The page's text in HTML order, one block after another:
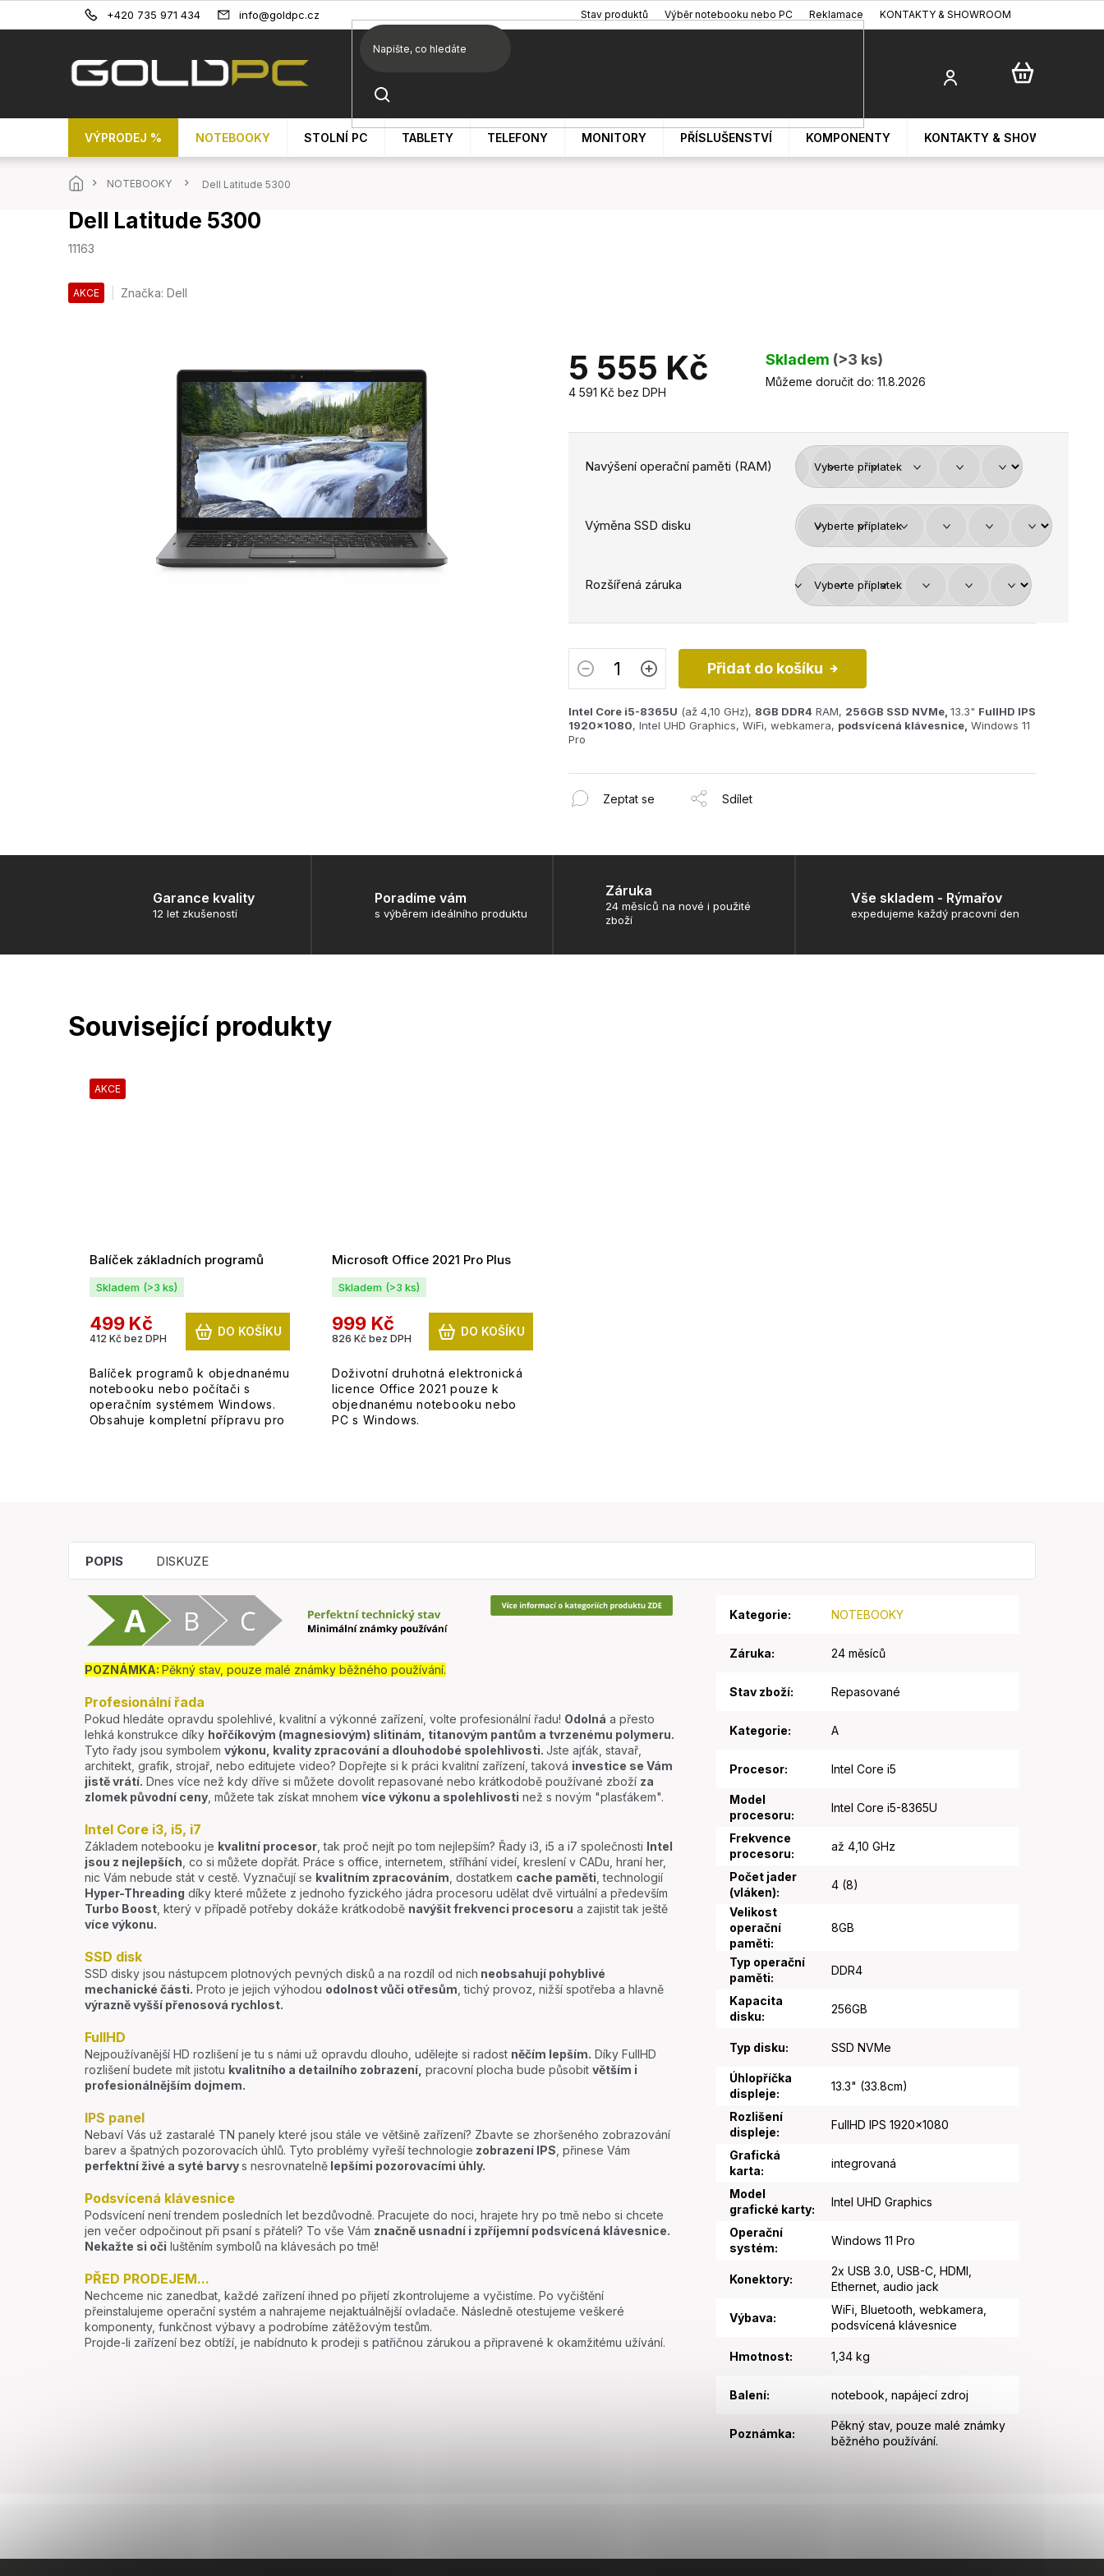
+420 735 971 434 info@goldpc.cz Stav produktů Výběr notebooku nebo PC Reklamace KONTAKTY & SHOWROOM
VÝPRODEJ % NOTEBOOKY STOLNÍ PC TABLETY TELEFONY MONITORY PŘÍSLUŠENSTVÍ KOMPONENTY KONTAKTY & SHOWROOM
DomůNOTEBOOKY Dell Latitude 5300
Dell Latitude 5300
11163
AKCE Značka:Dell
5 555 Kč
4 591 Kč bez DPH
Měrná
Skladem (>3 ks)
Navýšení operační paměti (RAM)
Výměna SSD disku
Rozšířená záruka
Můžeme doručit do: 11.8.2026
Přidat do košíku
Intel Core i5-8365U (až 4,10 GHz), 8GB DDR4 RAM, 256GB SSD NVMe, 13.3" FullHD IPS
1920x1080, Intel UHD Graphics, WiFi, webkamera, podsvícená klávesnice, Windows 11
Pro
Zeptat se Sdílet
Garance kvality
12 let zkušeností
Poradíme vám
s výběrem ideálního produktu
Záruka
24 měsíců na nové i použité
zboží
Vše skladem - Rýmařov
expedujeme každý pracovní den
Související produkty
AKCE
Balíček základních programů
Skladem (>3 ks)
412 Kč bez DPH
499 Kč DO KOŠÍKU
Balíček programů k objednanému
notebooku nebo počítači s
operačním systémem Windows.
Obsahuje kompletní přípravu pro
Microsoft Office 2021 Pro Plus
Skladem (>3 ks)
826 Kč bez DPH
999 Kč DO KOŠÍKU
Doživotní druhotná elektronická
licence Office 2021 pouze k
objednanému notebooku nebo
PC s Windows.
POPIS DISKUZE
POZNÁMKA: Pěkný stav, pouze malé známky běžného používání.
Profesionální řada
Pokud hledáte opravdu spolehlivé, kvalitní a výkonné zařízení, volte profesionální řadu! Odolná a přesto
lehká konstrukce díky hořčíkovým (magnesiovým) slitinám, titanovým pantům a tvrzenému polymeru.
Tyto řady jsou symbolem výkonu, kvality zpracování a dlouhodobé spolehlivosti. Jste ajťák, stavař,
architekt, grafik, strojař, nebo editujete video? Dopřejte si k práci kvalitní zařízení, taková investice se Vám
jistě vrátí. Dnes více než kdy dříve si můžete dovolit repasované nebo krátkodobě používané zboží za
zlomek původní ceny , můžete tak získat mnohem více výkonu a spolehlivosti než s novým "plasťákem".
Intel Core i3, i5, i7
Základem notebooku je kvalitní procesor , tak proč nejít po tom nejlepším? Řady i3, i5 a i7 společnosti Intel
jsou z nejlepších , co si můžete dopřát. Práce s office, internetem, stříhání videí, kreslení v CADu, hraní her,
nic Vám nebude stát v cestě. Vyznačují se kvalitním zpracováním , dostatkem cache paměti , technologií
Hyper-Threading díky které můžete z jednoho fyzického jádra procesoru udělat dvě virtuální a především
Turbo Boost , který v případě potřeby dokáže krátkodobě navýšit frekvenci procesoru a zajistit tak ještě
více výkonu.
SSD disk
SSD disky jsou nástupcem plotnových pevných disků a na rozdíl od nich neobsahují pohyblivé
mechanické části. Proto je jejich výhodou odolnost vůči otřesům , tichý provoz, nižší spotřeba a hlavně
výrazně vyšší přenosová rychlost.
FullHD
Nejpoužívanější HD rozlišení je tu s námi už opravdu dlouho, udělejte si radost něčím lepším. Díky FullHD
rozlišení budete mít jistotu kvalitního a detailního zobrazení, pracovní plocha bude působit větším i
profesionálnějším dojmem.
IPS panel
Nebaví Vás už zastaralé TN panely které jsou stále ve většině zařízení? Zbavte se zhoršeného zobrazování
barev a špatných pozorovacích úhlů. Tyto problémy vyřeší technologie zobrazení IPS , přinese Vám
perfektní živé a syté barvys nesrovnatelně lepšími pozorovacími úhly.
Podsvícená klávesnice
Podsvícení není trendem posledních let bezdůvodně. Pracujete do noci, hrajete hry po tmě nebo si chcete
jen večer odpočinout při psaní s přáteli? To vše Vám značně usnadní i zpříjemní podsvícená klávesnice.
Nekažte si oči luštěním symbolů na klávesách po tmě!
PŘED PRODEJEM...
Nechceme nic zanedbat, každé zařízení ihned po přijetí zkontrolujeme a vyčistíme. Po vyčištění
přeinstalujeme operační systém a nahrajeme nejaktuálnější ovladače. Následně otestujeme veškeré
komponenty, funkčnost výbavy a podrobíme zátěžovým testům.
Projde-li zařízení bez obtíží, je nabídnuto k prodeji s patřičnou zárukou a připravené k okamžitému užívání.
Kategorie: NOTEBOOKY
Záruka: 24 měsíců
Stav zboží: Repasované
Kategorie: A
Procesor: Intel Core i5
Model
procesoru:
Intel Core i5-8365U
Frekvence
procesoru:
až 4,10 GHz
Počet jader
(vláken):
4 (8)
Velikost
operační
paměti:
8GB
Typ operační
paměti:
DDR4
Kapacita
disku:
256GB
Typ disku: SSD NVMe
Úhlopříčka
displeje:
13.3" (33.8cm)
Rozlišení
displeje:
FullHD IPS 1920x1080
Grafická
karta:
integrovaná
Model
grafické karty:
Intel UHD Graphics
Operační
systém:
Windows 11 Pro
Konektory:
2x USB 3.0, USB-C, HDMI,
Ethernet, audio jack
Výbava:
WiFi, Bluetooth, webkamera,
podsvícená klávesnice
Hmotnost: 1,34 kg
Balení: notebook, napájecí zdroj
Poznámka:
Pěkný stav, pouze malé známky
běžného používání.